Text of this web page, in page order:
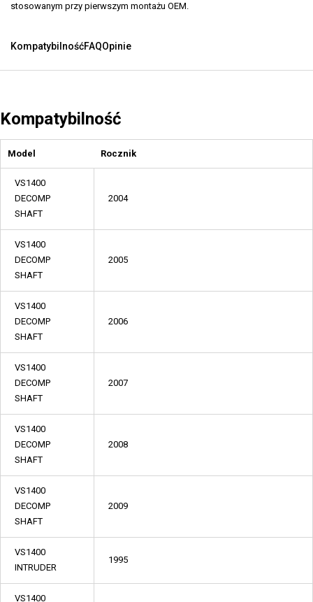
stosowanym przy pierwszym montażu OEM.
KompatybilnośćFAQOpinie
Kompatybilność
Model Rocznik
VS1400
DECOMP
SHAFT
2004
VS1400
DECOMP
SHAFT
2005
VS1400
DECOMP
SHAFT
2006
VS1400
DECOMP
SHAFT
2007
VS1400
DECOMP
SHAFT
2008
VS1400
DECOMP
SHAFT
2009
VS1400
INTRUDER
1995
VS1400